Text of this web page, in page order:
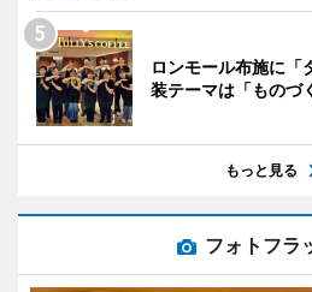
ロンモール布施に
装テーマは「ものづ
もっと見る
フォトフラ